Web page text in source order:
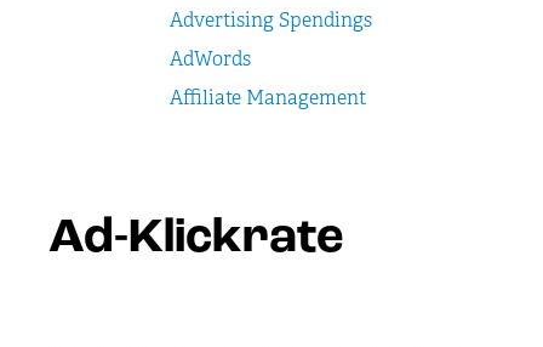
Ad-Klickrate
Advertising Spendings
AdWords
Affiliate Management